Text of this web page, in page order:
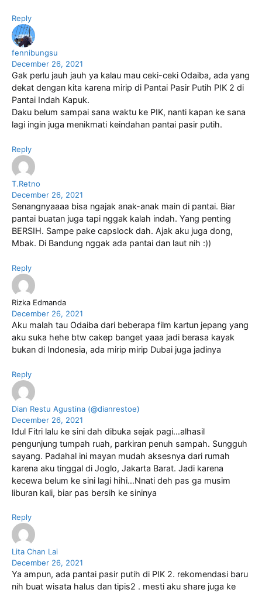
Reply
fennibungsu
December 26, 2021
Gak perlu jauh jauh ya kalau mau ceki-ceki Odaiba, ada yang
dekat dengan kita karena mirip di Pantai Pasir Putih PIK 2 di
Pantai Indah Kapuk.
Daku belum sampai sana waktu ke PIK, nanti kapan ke sana
lagi ingin juga menikmati keindahan pantai pasir putih.
Reply
T.Retno
December 26, 2021
Senangnyaaaa bisa ngajak anak-anak main di pantai. Biar
pantai buatan juga tapi nggak kalah indah. Yang penting
BERSIH. Sampe pake capslock dah. Ajak aku juga dong,
Mbak. Di Bandung nggak ada pantai dan laut nih :))
Reply
Rizka Edmanda
December 26, 2021
Aku malah tau Odaiba dari beberapa film kartun jepang yang
aku suka hehe btw cakep banget yaaa jadi berasa kayak
bukan di Indonesia, ada mirip mirip Dubai juga jadinya
Reply
Dian Restu Agustina (@dianrestoe)
December 26, 2021
Idul Fitri lalu ke sini dah dibuka sejak pagi…alhasil
pengunjung tumpah ruah, parkiran penuh sampah. Sungguh
sayang. Padahal ini mayan mudah aksesnya dari rumah
karena aku tinggal di Joglo, Jakarta Barat. Jadi karena
kecewa belum ke sini lagi hihi…Nnati deh pas ga musim
liburan kali, biar pas bersih ke sininya
Reply
Lita Chan Lai
December 26, 2021
Ya ampun, ada pantai pasir putih di PIK 2. rekomendasi baru
nih buat wisata halus dan tipis2 . mesti aku share juga ke